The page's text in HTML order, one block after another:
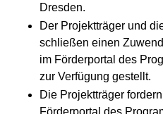
Dresden.
Der Projektträger und
schließen einen
im Förderportal des
zur Verfügung gestellt.
Die Projektträger
Förderportal des